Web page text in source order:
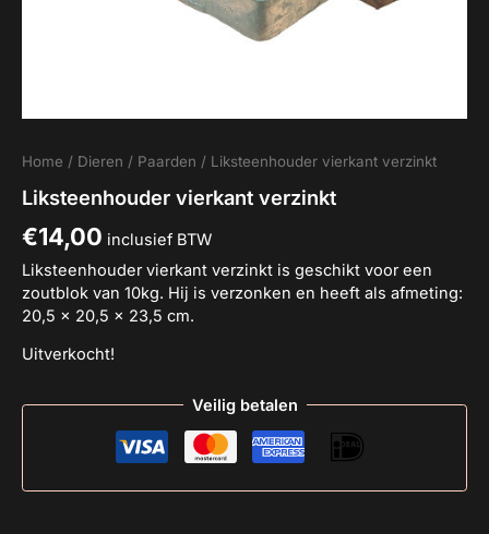
Home / Dieren / Paarden / Liksteenhouder vierkant verzinkt
Liksteenhouder vierkant verzinkt
€14,00 inclusief BTW
Liksteenhouder vierkant verzinkt is geschikt voor een
zoutblok van 10kg. Hij is verzonken en heeft als afmeting:
20,5 x 20,5 x 23,5 cm.
Uitverkocht!
Veilig betalen